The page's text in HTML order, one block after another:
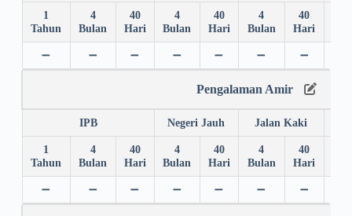
1
Tahun
4
Bulan
40
Hari
4
Bulan
40
Hari
4
Bulan
40
Hari
➖ ➖ ➖ ➖ ➖ ➖ ➖
Pengalaman Amir
IPB Negeri Jauh Jalan Kaki
1
Tahun
4
Bulan
40
Hari
4
Bulan
40
Hari
4
Bulan
40
Hari
➖ ➖ ➖ ➖ ➖ ➖ ➖